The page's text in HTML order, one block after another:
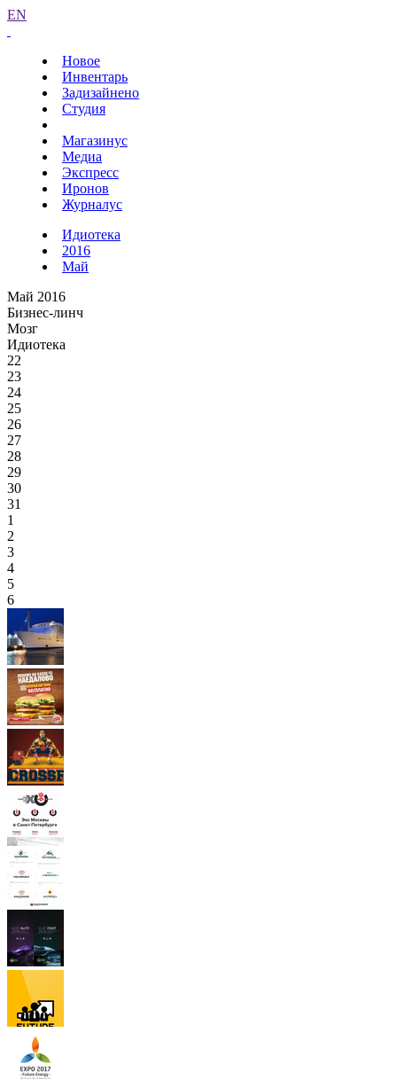
EN
Новое
Инвентарь
Задизайнено
Студия
Магазинус
Медиа
Экспресс
Иронов
Журналус
Идиотека
2016
Май
Май 2016
Бизнес-линч
Мозг
Идиотека
22
23
24
25
26
27
28
29
30
31
1
2
3
4
5
6